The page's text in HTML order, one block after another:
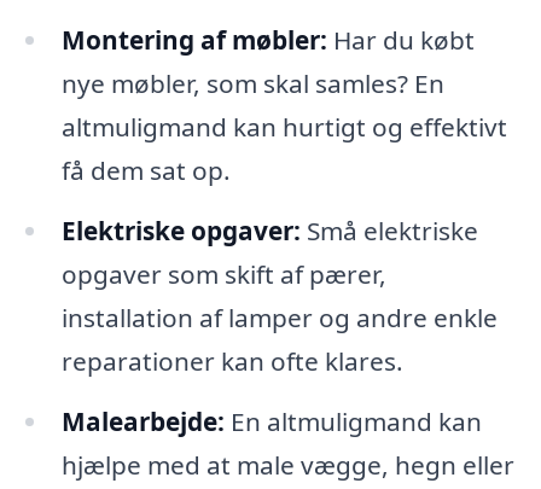
Montering af møbler: Har du købt
nye møbler, som skal samles? En
altmuligmand kan hurtigt og effektivt
få dem sat op.
Elektriske opgaver: Små elektriske
opgaver som skift af pærer,
installation af lamper og andre enkle
reparationer kan ofte klares.
Malearbejde: En altmuligmand kan
hjælpe med at male vægge, hegn eller